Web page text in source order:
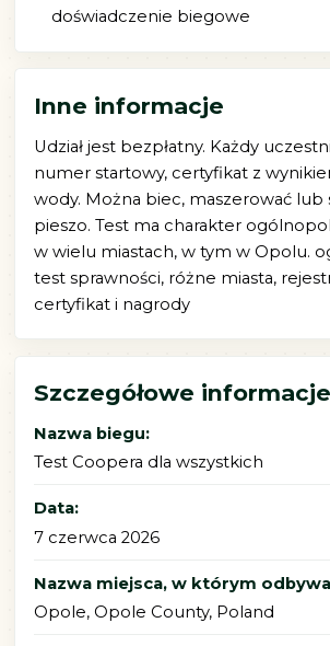
doświadczenie biegowe
Inne informacje
Udział jest bezpłatny. Każdy
numer startowy, certyfikat z
wody. Można biec, maszerować lub
pieszo. Test ma charakter
w wielu miastach, w tym w Opolu.
test sprawności, różne miasta,
certyfikat i nagrody
Szczegółowe informacje
Nazwa biegu:
Test Coopera dla wszystkich
Data:
7 czerwca 2026
Nazwa miejsca, w którym
Opole, Opole County, Poland